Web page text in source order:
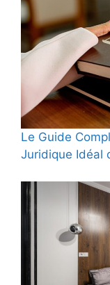
Le Guide
Juridique Idéal